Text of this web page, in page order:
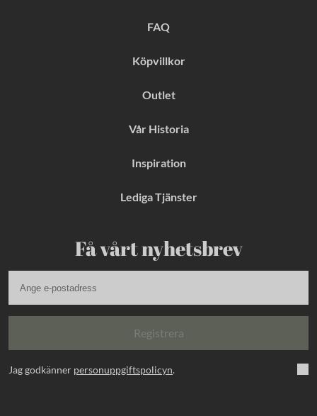
FAQ
Köpvillkor
Outlet
Vår Historia
Inspiration
Lediga Tjänster
Få vårt nyhetsbrev
Registrera
Jag godkänner personuppgiftspolicyn.
a
m